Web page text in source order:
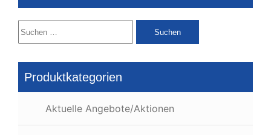
Suchen
nach:
Produktkategorien
Aktuelle Angebote/Aktionen